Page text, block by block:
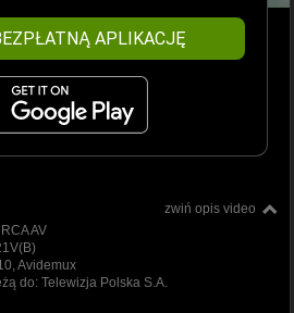
APLIKACJĘ
zwiń opis video
AV
Avidemux
do: Telewizja Polska S.A.